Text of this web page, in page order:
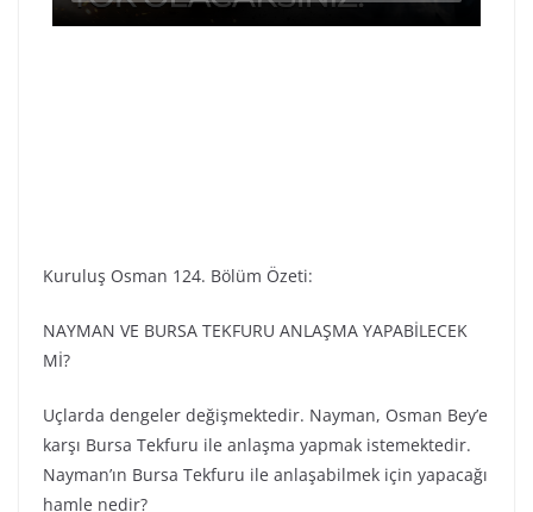
Kuruluş Osman 124. Bölüm Özeti:
NAYMAN VE BURSA TEKFURU ANLAŞMA YAPABİLECEK
Mİ?
Uçlarda dengeler değişmektedir. Nayman, Osman Bey’e
karşı Bursa Tekfuru ile anlaşma yapmak istemektedir.
Nayman’ın Bursa Tekfuru ile anlaşabilmek için yapacağı
hamle nedir?